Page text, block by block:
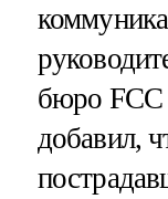
бюро
добавил,